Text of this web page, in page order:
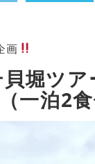
画
堀ツア
一泊2